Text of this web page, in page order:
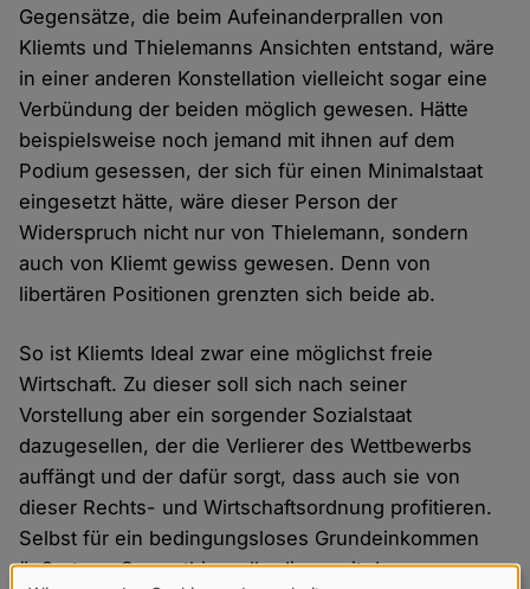
Gegensätze, die beim Aufeinanderprallen von
Kliemts und Thielemanns Ansichten entstand, wäre
in einer anderen Konstellation vielleicht sogar eine
Verbündung der beiden möglich gewesen. Hätte
beispielsweise noch jemand mit ihnen auf dem
Podium gesessen, der sich für einen Minimalstaat
eingesetzt hätte, wäre dieser Person der
Widerspruch nicht nur von Thielemann, sondern
auch von Kliemt gewiss gewesen. Denn von
libertären Positionen grenzten sich beide ab.
So ist Kliemts Ideal zwar eine möglichst freie
Wirtschaft. Zu dieser soll sich nach seiner
Vorstellung aber ein sorgender Sozialstaat
dazugesellen, der die Verlierer des Wettbewerbs
auffängt und der dafür sorgt, dass auch sie von
dieser Rechts- und Wirtschaftsordnung profitieren.
Selbst für ein bedingungsloses Grundeinkommen
äußerte er Sympathie – allerdings mit dem